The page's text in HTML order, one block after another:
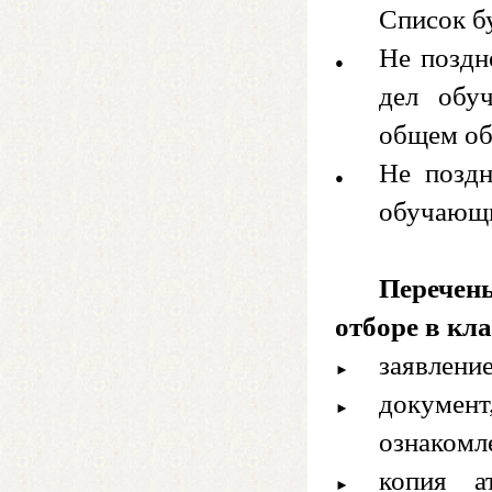
Список
Не
дел
общем
Не
отборе в
копия